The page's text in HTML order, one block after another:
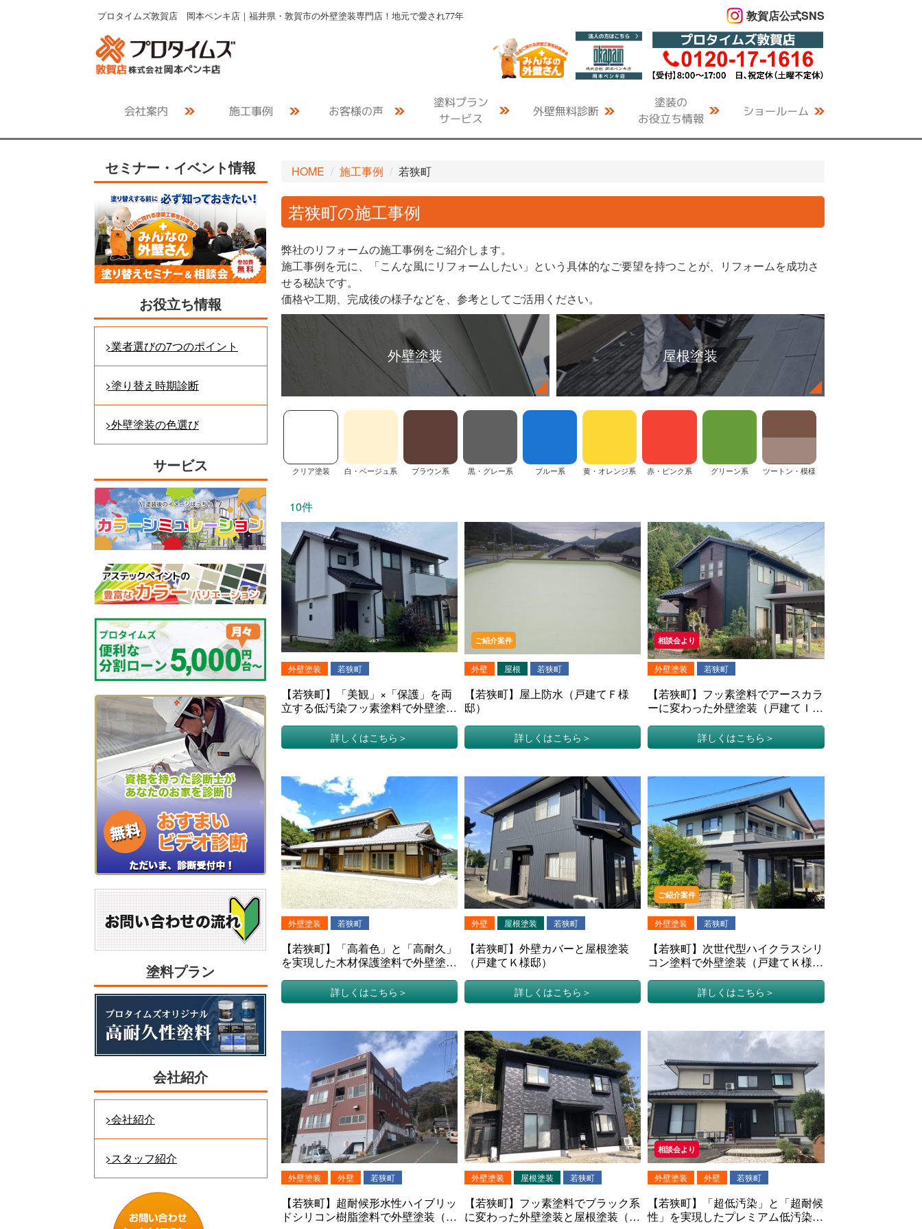
プロタイムズ敦賀店 岡本ペンキ店｜福井県・敦賀市の外壁塗装専門店！地元で愛され77年 敦賀店公式SNS
会社案内 施工事例 お客様の声
塗料プラン
サービス
外壁無料診断
塗装の
お役立ち情報
ショールーム
セミナー・イベント情報
お役立ち情報
業者選びの7つのポイント
塗り替え時期診断
外壁塗装の色選び
サービス
塗料プラン
会社紹介
会社紹介
スタッフ紹介
HOME 施工事例 若狭町
若狭町の施工事例
弊社のリフォームの施工事例をご紹介します。
施工事例を元に、「こんな風にリフォームしたい」という具体的なご要望を持つことが、リフォームを成功さ
せる秘訣です。
価格や工期、完成後の様子などを、参考としてご活用ください。
外壁塗装 屋根塗装
クリア塗装 白・ベージュ系 ブラウン系 黒・グレー系 ブルー系 黄・オレンジ系 赤・ピンク系 グリーン系 ツートン・模様
10件
外壁塗装 若狭町
【若狭町】「美観」×「保護」を両
立する低汚染フッ素塗料で外壁塗装
詳しくはこちら
ご紹介案件
外壁 屋根 若狭町
【若狭町】屋上防水（戸建てＦ様
邸）
詳しくはこちら
相談会より
外壁塗装 若狭町
【若狭町】フッ素塗料でアースカラ
ーに変わった外壁塗装（戸建てＩ様
詳しくはこちら
外壁塗装 若狭町
【若狭町】「高着色」と「高耐久」
を実現した木材保護塗料で外壁塗装
詳しくはこちら
外壁 屋根塗装 若狭町
【若狭町】外壁カバーと屋根塗装
（戸建てＫ様邸）
詳しくはこちら
ご紹介案件
外壁塗装 若狭町
【若狭町】次世代型ハイクラスシリ
コン塗料で外壁塗装（戸建てＫ様
詳しくはこちら
外壁塗装 外壁 若狭町
【若狭町】超耐候形水性ハイブリッ
ドシリコン樹脂塗料で外壁塗装（旅
外壁塗装 屋根塗装 若狭町
【若狭町】フッ素塗料でブラック系
に変わった外壁塗装と屋根塗装（戸
相談会より
外壁塗装 外壁 若狭町
【若狭町】「超低汚染」と「超耐候
性」を実現したプレミアム低汚染フ